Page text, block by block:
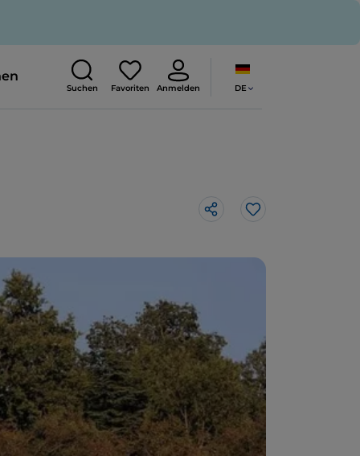
Suchen Favoriten Anmelden DE
Like